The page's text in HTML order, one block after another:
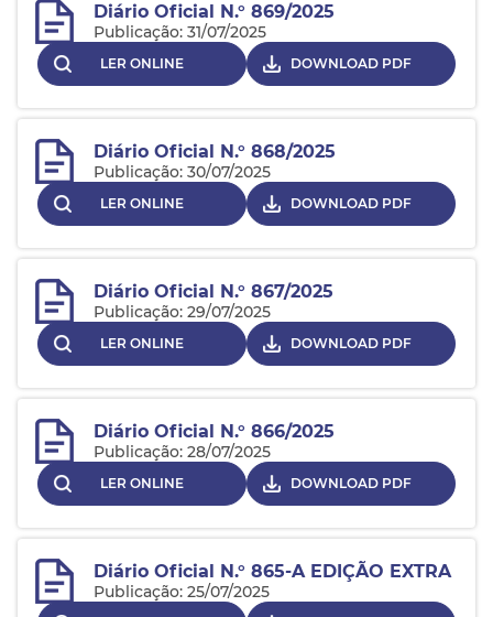
Diário Oficial N.° 869/2025
Publicação: 31/07/2025
LER ONLINE DOWNLOAD PDF
Diário Oficial N.° 868/2025
Publicação: 30/07/2025
LER ONLINE DOWNLOAD PDF
Diário Oficial N.° 867/2025
Publicação: 29/07/2025
LER ONLINE DOWNLOAD PDF
Diário Oficial N.° 866/2025
Publicação: 28/07/2025
LER ONLINE DOWNLOAD PDF
Diário Oficial N.° 865-A EDIÇÃO EXTRA
Publicação: 25/07/2025